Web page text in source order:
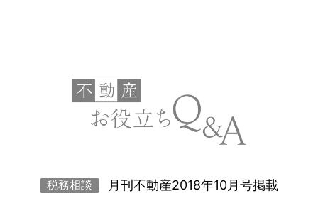
税務相談 月刊不動産2018年10月号掲載